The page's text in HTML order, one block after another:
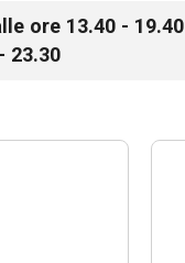
ore 13.40 - 19.40
- 23.30